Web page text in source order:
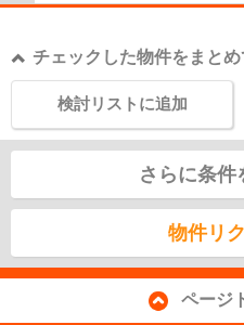
チェックした物件をまとめ
検討リストに追加
さらに条件
物件リ
ページ